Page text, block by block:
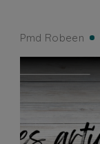
Pmd Robeen